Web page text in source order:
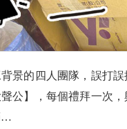
景的四人團隊，誤打
公】，每個禮拜一次
…